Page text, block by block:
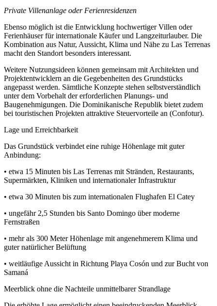
Private Villenanlage oder Ferienresidenzen
Ebenso möglich ist die Entwicklung hochwertiger Villen oder
Ferienhäuser für internationale Käufer und Langzeiturlauber. Die
Kombination aus Natur, Aussicht, Klima und Nähe zu Las Terrenas
macht den Standort besonders interessant.
Weitere Nutzungsideen können gemeinsam mit Architekten und
Projektentwicklern an die Gegebenheiten des Grundstücks
angepasst werden. Sämtliche Konzepte stehen selbstverständlich
unter dem Vorbehalt der erforderlichen Planungs- und
Baugenehmigungen. Die Dominikanische Republik bietet zudem
bei touristischen Projekten attraktive Steuervorteile an (Confotur).
Lage und Erreichbarkeit
Das Grundstück verbindet eine ruhige Höhenlage mit guter
Anbindung:
• etwa 15 Minuten bis Las Terrenas mit Stränden, Restaurants,
Supermärkten, Kliniken und internationaler Infrastruktur
• etwa 30 Minuten bis zum internationalen Flughafen El Catey
• ungefähr 2,5 Stunden bis Santo Domingo über moderne
Fernstraßen
• mehr als 300 Meter Höhenlage mit angenehmerem Klima und
guter natürlicher Belüftung
• weitläufige Aussicht in Richtung Playa Cosón und zur Bucht von
Samaná
Meerblick ohne die Nachteile unmittelbarer Strandlage